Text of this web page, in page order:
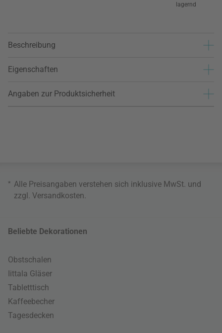
lagernd
Beschreibung
Eigenschaften
Angaben zur Produktsicherheit
* Alle Preisangaben verstehen sich inklusive MwSt. und
zzgl. Versandkosten
Beliebte Dekorationen
Obstschalen
Iittala Gläser
Tabletttisch
Kaffeebecher
Tagesdecken